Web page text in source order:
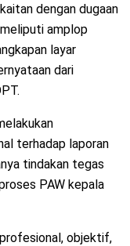
dengan dugaan
amplop
layar
dari
terhadap laporan
tindakan tegas
PAW kepala
objektif,